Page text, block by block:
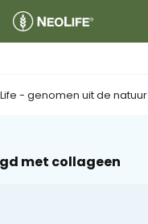
- genomen uit de natuur
met collageen